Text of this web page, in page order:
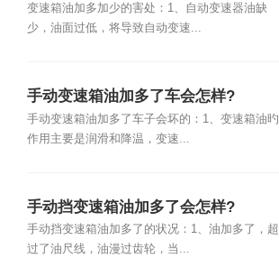
变速箱油加多加少的害处：1、自动变速器油缺
少，油面过低，将导致自动变速...
手动变速箱油加多了车会怎样?
手动变速箱油加多了车子会坏的：1、变速箱油旳
作用主要是润滑和降温，变速...
手动挡变速箱油加多了会怎样?
手动挡变速箱油加多了的状况：1、油加多了，超
过了油尺线，油漫过齿轮，当...